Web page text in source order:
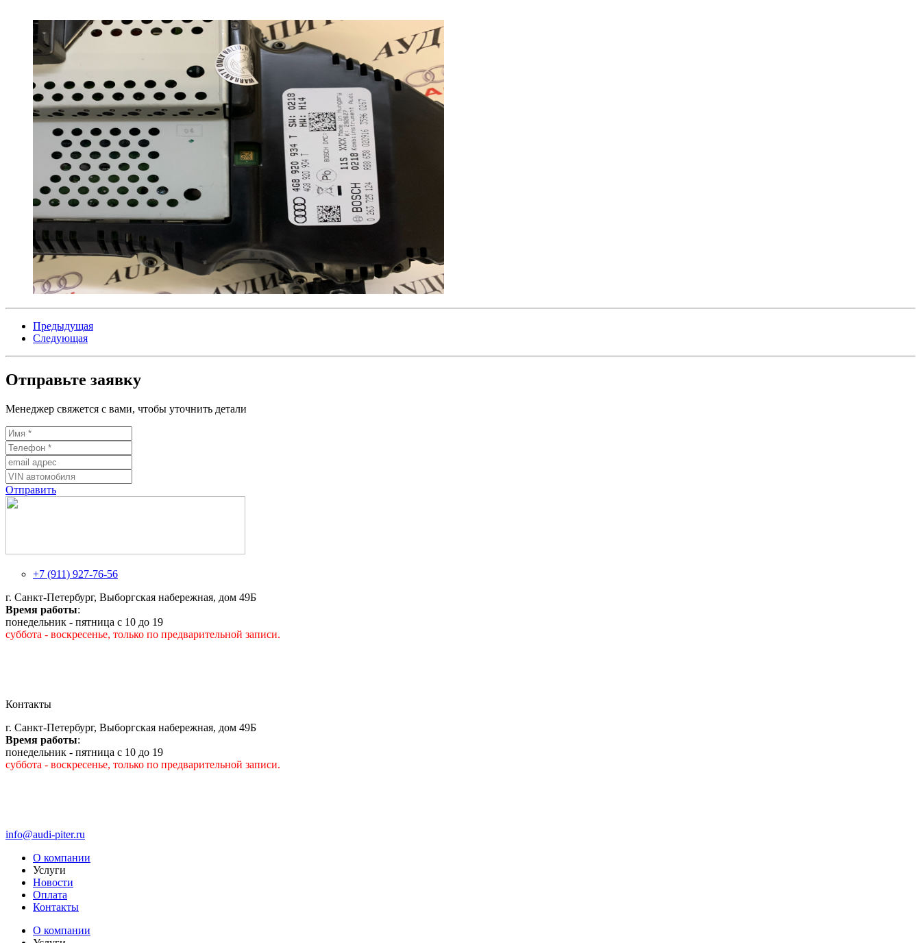
Предыдущая
Следующая
Отправьте заявку
Менеджер свяжется с вами, чтобы уточнить детали
Отправить
+7 (911) 927-76-56
г. Санкт-Петербург, Выборгская набережная, дом 49Б
Время работы:
понедельник - пятница с 10 до 19
суббота - воскресенье, только по предварительной записи.
Контакты
г. Санкт-Петербург, Выборгская набережная, дом 49Б
Время работы:
понедельник - пятница с 10 до 19
суббота - воскресенье, только по предварительной записи.
info@audi-piter.ru
О компании
Услуги
Новости
Оплата
Контакты
О компании